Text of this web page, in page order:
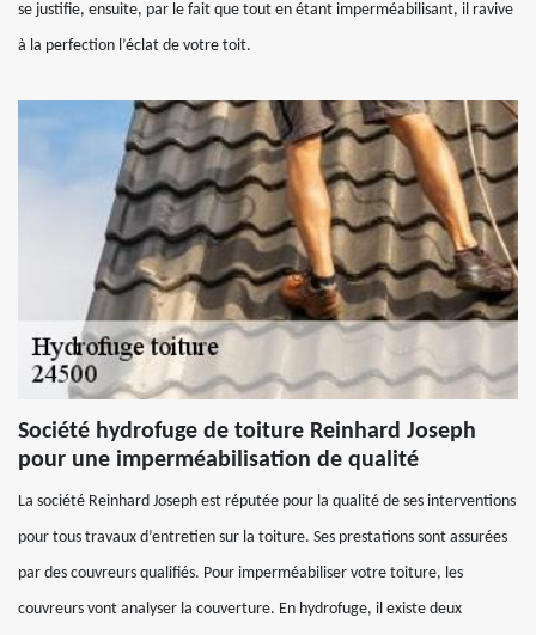
se justifie, ensuite, par le fait que tout en étant imperméabilisant, il ravive
à la perfection l’éclat de votre toit.
Société hydrofuge de toiture Reinhard Joseph
pour une imperméabilisation de qualité
La société Reinhard Joseph est réputée pour la qualité de ses interventions
pour tous travaux d’entretien sur la toiture. Ses prestations sont assurées
par des couvreurs qualifiés. Pour imperméabiliser votre toiture, les
couvreurs vont analyser la couverture. En hydrofuge, il existe deux